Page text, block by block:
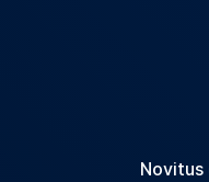
Novitus